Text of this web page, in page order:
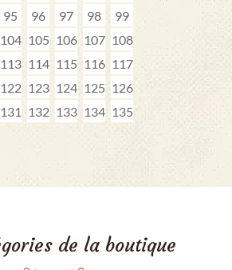
95 96 97 98
99
104 105 106 107 108
113 114 115 116 117
122 123 124 125 126
131 132 133 134 135
de la boutique